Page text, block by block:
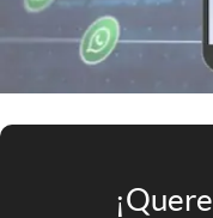
El Cronista Studio
abre en nueva pestaña